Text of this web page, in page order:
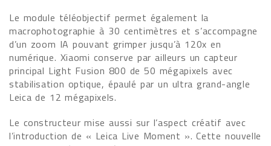
Le module téléobjectif permet également la
macrophotographie à 30 centimètres et s’accompagne
d’un zoom IA pouvant grimper jusqu’à 120x en
numérique. Xiaomi conserve par ailleurs un capteur
principal Light Fusion 800 de 50 mégapixels avec
stabilisation optique, épaulé par un ultra grand-angle
Leica de 12 mégapixels.
Le constructeur mise aussi sur l’aspect créatif avec
l’introduction de « Leica Live Moment ». Cette nouvelle